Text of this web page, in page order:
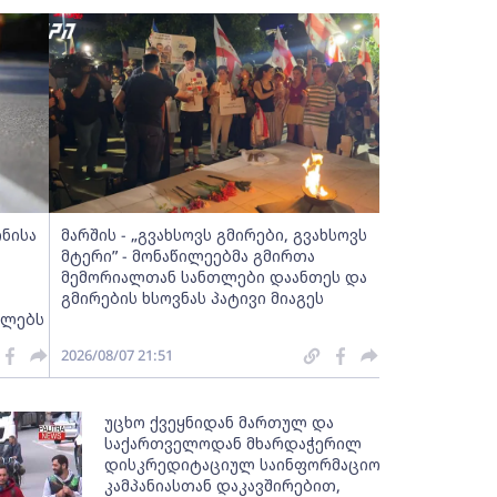
მარშის - „გვახსოვს გმირები, გვახსოვს
მტერი” - მონაწილეებმა გმირთა
მემორიალთან სანთლები დაანთეს და
გმირების ხსოვნას პატივი მიაგეს
2026/08/07 21:51
უცხო ქვეყნიდან მართულ და
საქართველოდან მხარდაჭერილ
დისკრედიტაციულ საინფორმაციო
კამპანიასთან დაკავშირებით,